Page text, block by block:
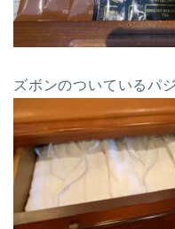
ズボンのついているパ